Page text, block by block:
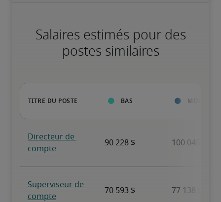
Salaires estimés pour des
postes similaires